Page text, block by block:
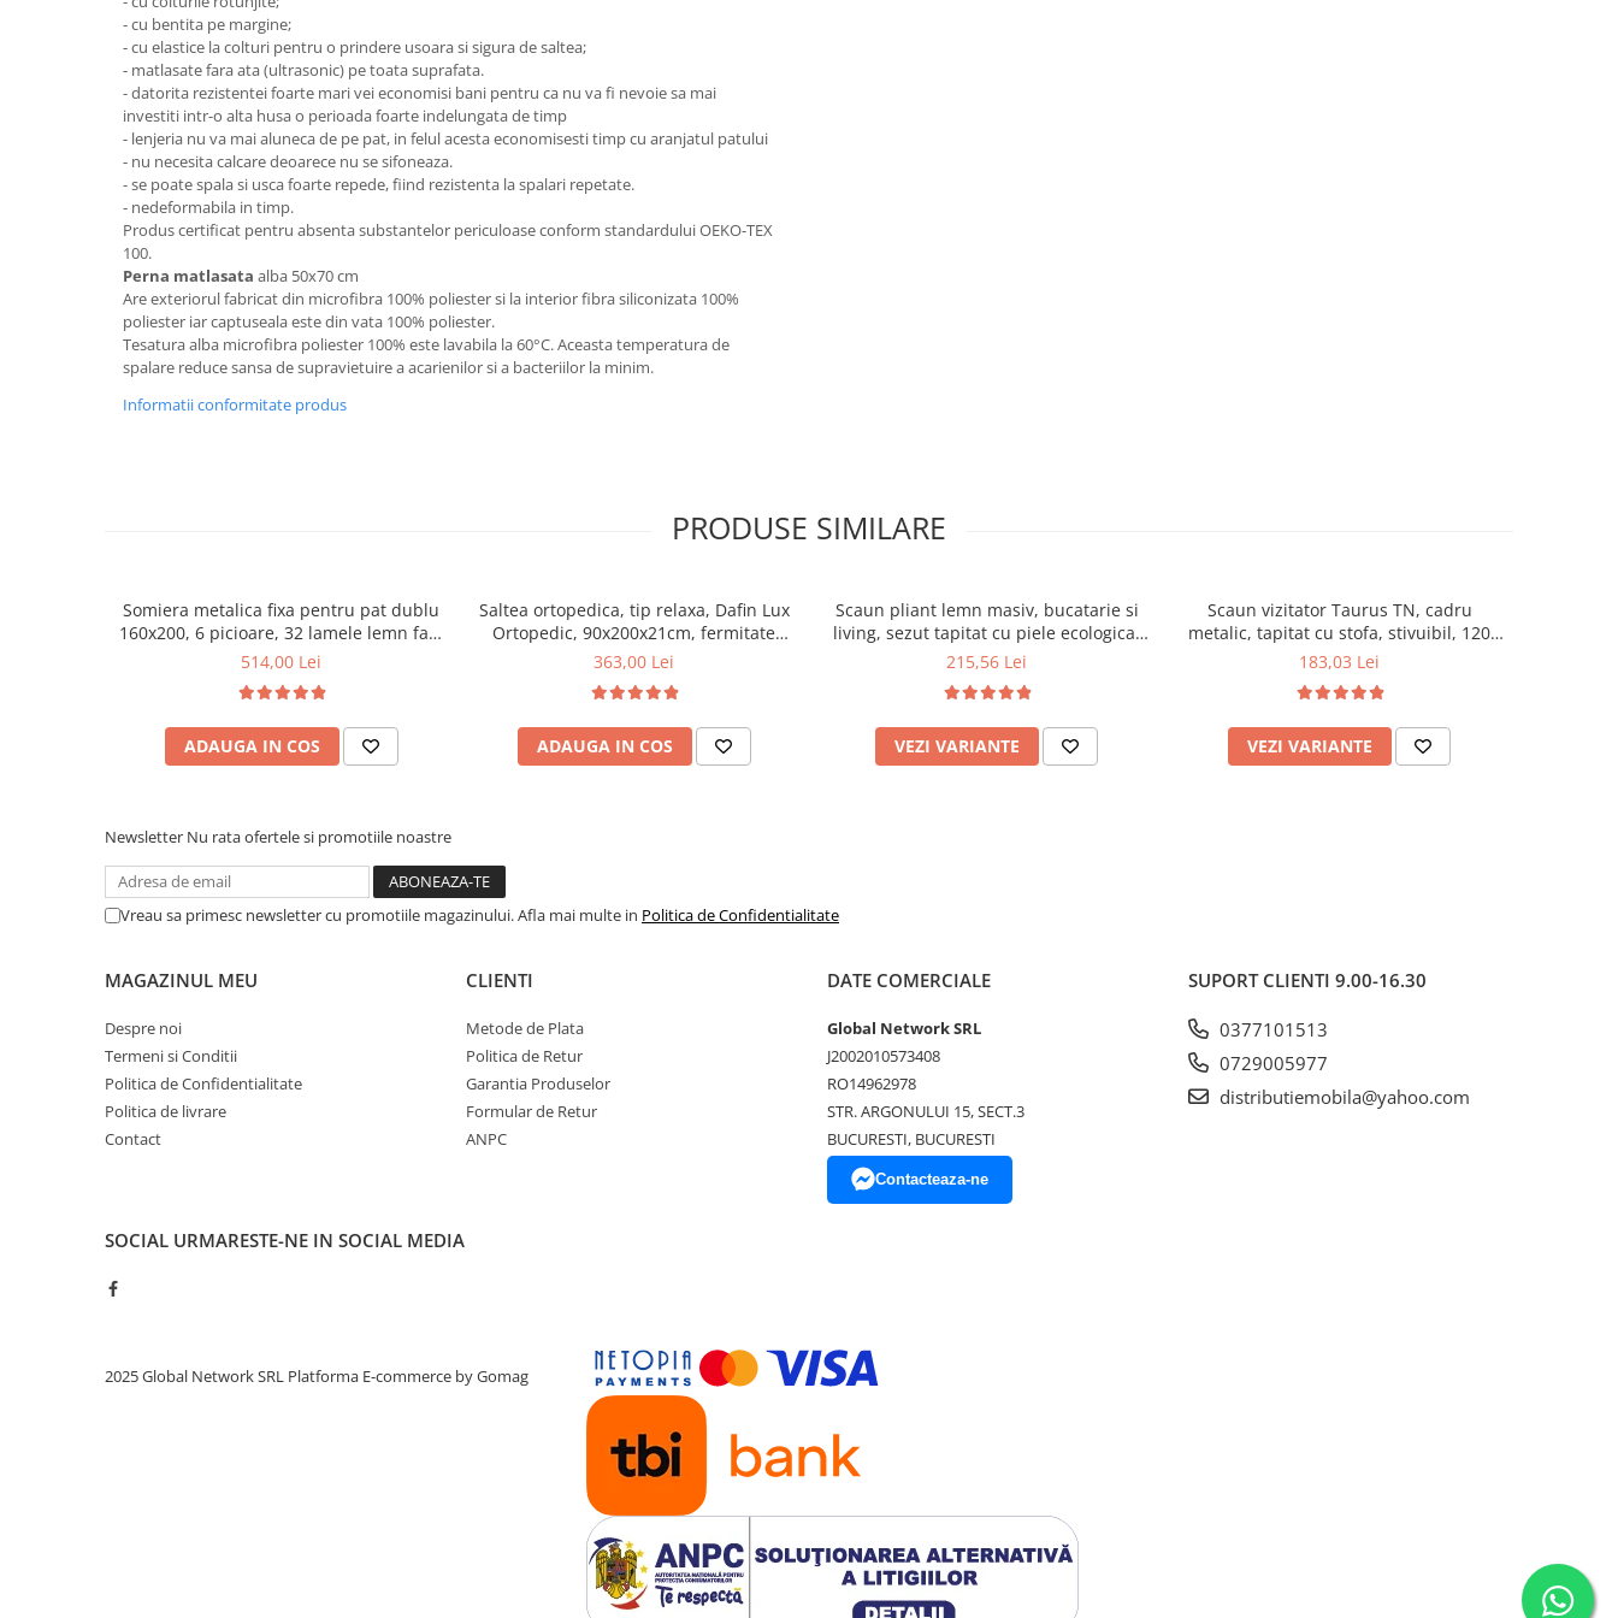
Mese gradinita
Scaune gradinita
Set mese si scaune gradinita
Mobilier copii
Mobila camera copii
Scaune birou pentru copii
Saltele patuturi copii
Masa si scaune gradinita
Seturi comode living si dormitor
- cu bentita pe margine;
- cu elastice la colturi pentru o prindere usoara si sigura de saltea;
- matlasate fara ata (ultrasonic) pe toata suprafata.
- datorita rezistentei foarte mari vei economisi bani pentru ca nu va fi nevoie sa mai
investiti intr-o alta husa o perioada foarte indelungata de timp
- lenjeria nu va mai aluneca de pe pat, in felul acesta economisesti timp cu aranjatul patului
- nu necesita calcare deoarece nu se sifoneaza.
- se poate spala si usca foarte repede, fiind rezistenta la spalari repetate.
- nedeformabila in timp.
Produs certificat pentru absenta substantelor periculoase conform standardului OEKO-TEX
100.
Perna matlasata alba 50x70 cm
Are exteriorul fabricat din microfibra 100% poliester si la interior fibra siliconizata 100%
poliester iar captuseala este din vata 100% poliester.
Tesatura alba microfibra poliester 100% este lavabila la 60°C. Aceasta temperatura de
spalare reduce sansa de supravietuire a acarienilor si a bacteriilor la minim.
Informatii conformitate produs
PRODUSE SIMILARE
Somiera metalica fixa pentru pat dublu
160x200, 6 picioare, 32 lamele lemn fag,
benzi textile, suport saltea ferm, negru
514,00 Lei
ADAUGA IN COS
Saltea ortopedica, tip relaxa, Dafin Lux
Ortopedic, 90x200x21cm, fermitate
medie, cu plasa de arcuri tip Bonell, fata
Salt Confort
363,00 Lei
ADAUGA IN COS
Scaun pliant lemn masiv, bucatarie si
living, sezut tapitat cu piele ecologica,
100 kg, cires
215,56 Lei
VEZI VARIANTE
Scaun vizitator Taurus TN, cadru
metalic, tapitat cu stofa, stivuibil, 120
kg, negru
183,03 Lei
VEZI VARIANTE
Newsletter Nu rata ofertele si promotiile noastre
Vreau sa primesc newsletter cu promotiile magazinului. Afla mai multe in Politica de Confidentialitate
MAGAZINUL MEU
Despre noi
Termeni si Conditii
Politica de Confidentialitate
Politica de livrare
Contact
CLIENTI
Metode de Plata
Politica de Retur
Garantia Produselor
Formular de Retur
ANPC
DATE COMERCIALE
Global Network SRL
J2002010573408
RO14962978
STR. ARGONULUI 15, SECT.3
BUCURESTI, BUCURESTI
Contacteaza-ne
SUPORT CLIENTI 9.00-16.30
0377101513
0729005977
distributiemobila@yahoo.com
SOCIAL URMARESTE-NE IN SOCIAL MEDIA
2025 Global Network SRL Platforma E-commerce by Gomag